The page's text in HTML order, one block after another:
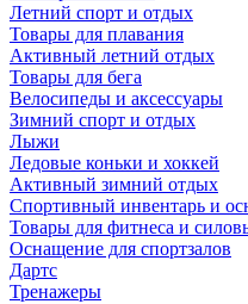
Летний спорт и отдых
Товары для плавания
Активный летний отдых
Товары для бега
Велосипеды и аксессуары
Зимний спорт и отдых
Лыжи
Ледовые коньки и хоккей
Активный зимний отдых
Спортивный инвентарь и
Товары для фитнеса и
Оснащение для спортзалов
Дартс
Тренажеры